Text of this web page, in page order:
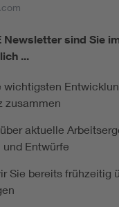
Newsletter sind Sie
...
wichtigsten
zusammen
aktuelle
Entwürfe
Sie bereits frühzeitig